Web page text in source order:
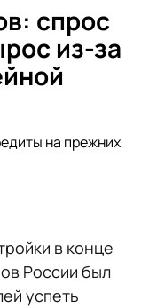
спрос
из-за
на прежних
в конце
России был
успеть